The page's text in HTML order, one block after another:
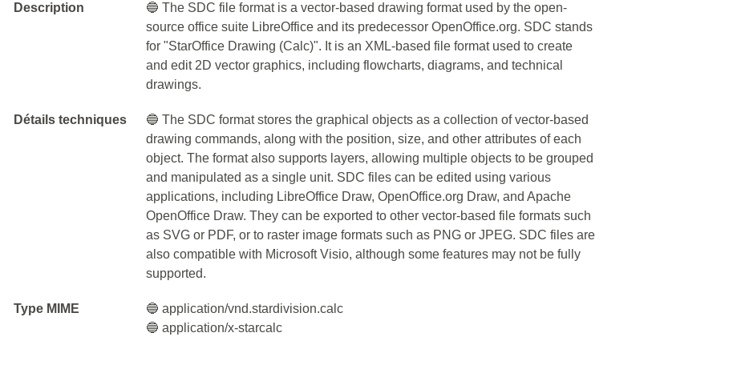
Description
🔵 The SDC file format is a vector-based drawing format used by the open-
source office suite LibreOffice and its predecessor OpenOffice.org. SDC stands
for "StarOffice Drawing (Calc)". It is an XML-based file format used to create
and edit 2D vector graphics, including flowcharts, diagrams, and technical
drawings.
Détails techniques
🔵 The SDC format stores the graphical objects as a collection of vector-based
drawing commands, along with the position, size, and other attributes of each
object. The format also supports layers, allowing multiple objects to be grouped
and manipulated as a single unit. SDC files can be edited using various
applications, including LibreOffice Draw, OpenOffice.org Draw, and Apache
OpenOffice Draw. They can be exported to other vector-based file formats such
as SVG or PDF, or to raster image formats such as PNG or JPEG. SDC files are
also compatible with Microsoft Visio, although some features may not be fully
supported.
Type MIME
🔵 application/vnd.stardivision.calc
🔵 application/x-starcalc